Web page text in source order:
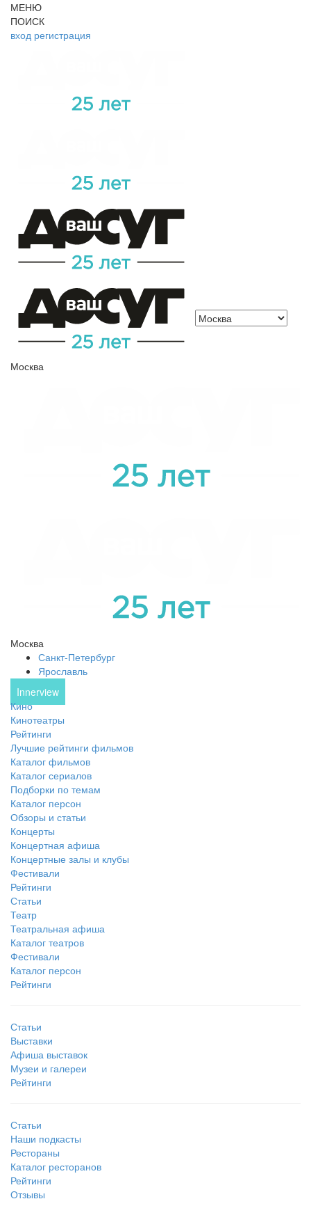
МЕНЮ
ПОИСК
вход регистрация
Москва
Москва
Санкт-Петербург
Ярославль
Innerview
Кино
Кинотеатры
Рейтинги
Лучшие рейтинги фильмов
Каталог фильмов
Каталог сериалов
Подборки по темам
Каталог персон
Обзоры и статьи
Концерты
Концертная афиша
Концертные залы и клубы
Фестивали
Рейтинги
Статьи
Театр
Театральная афиша
Каталог театров
Фестивали
Каталог персон
Рейтинги
Статьи
Выставки
Афиша выставок
Музеи и галереи
Рейтинги
Статьи
Наши подкасты
Рестораны
Каталог ресторанов
Рейтинги
Отзывы